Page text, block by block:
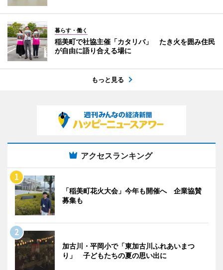
暮らす・働く
稲美町で社協主催「カタリバ」 たき火を囲み住民
が自由に語り合える場に
もっと見る
アクセスランキング
「稲美町花火大会」今年も開催へ 企業協賛
募集も
加古川・平岡小で「東加古川ふれあいまつ
り」 子どもたちの夏の思い出に